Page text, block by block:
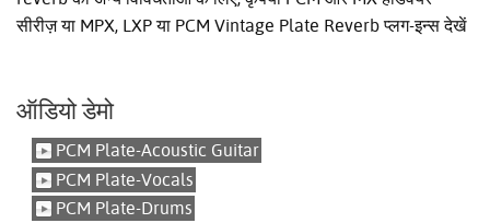
सीरीज़ या MPX, LXP या PCM Vintage Plate Reverb प्लग-इन्स देखें
ऑडियो डेमो
PCM Plate-Acoustic Guitar
PCM Plate-Vocals
PCM Plate-Drums